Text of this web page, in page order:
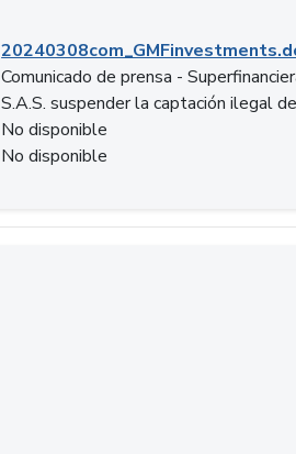
Comunicado de prensa -
S.A.S. suspender la captación ilegal
No disponible
No disponible